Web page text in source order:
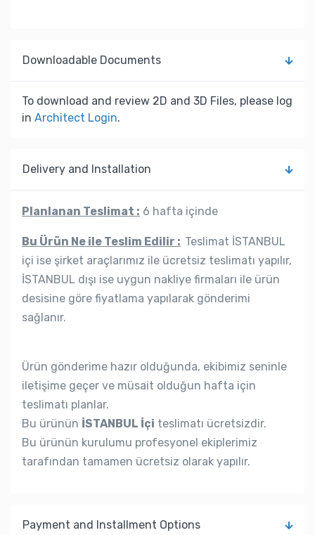
Downloadable Documents
To download and review 2D and 3D Files, please log
in Architect Login.
Delivery and Installation
Planlanan Teslimat : 6 hafta içinde
Bu Ürün Ne ile Teslim Edilir : Teslimat İSTANBUL
içi ise şirket araçlarımız ile ücretsiz teslimatı yapılır,
İSTANBUL dışı ise uygun nakliye firmaları ile ürün
desisine göre fiyatlama yapılarak gönderimi
sağlanır.
Ürün gönderime hazır olduğunda, ekibimiz seninle
iletişime geçer ve müsait olduğun hafta için
teslimatı planlar.
Bu ürünün İSTANBUL İçi teslimatı ücretsizdir.
Bu ürünün kurulumu profesyonel ekiplerimiz
tarafından tamamen ücretsiz olarak yapılır.
Payment and Installment Options